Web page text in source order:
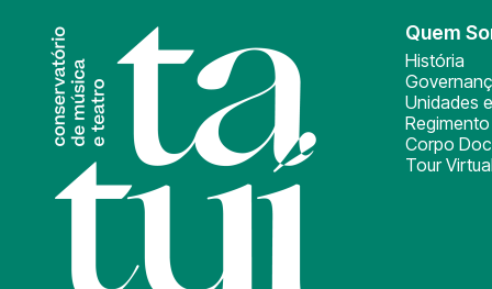
Quem
História
Unidades
Corpo
Tour Virtual